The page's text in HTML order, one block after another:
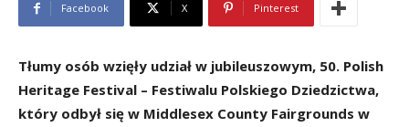
Facebook X Pinterest
Tłumy osób wzięły udział w jubileuszowym, 50. Polish
Heritage Festival – Festiwalu Polskiego Dziedzictwa,
który odbył się w Middlesex County Fairgrounds w